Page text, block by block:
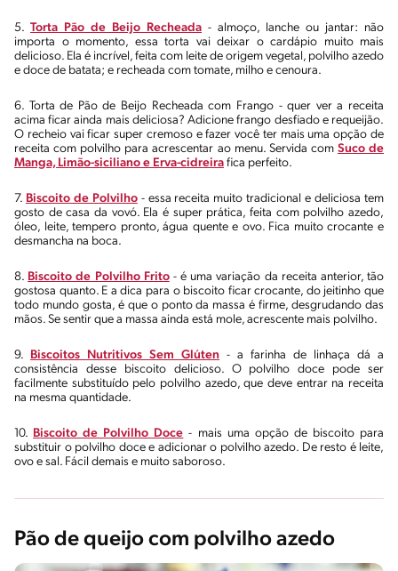
5. Torta Pão de Beijo Recheada - almoço, lanche ou jantar: não
importa o momento, essa torta vai deixar o cardápio muito mais
delicioso. Ela é incrível, feita com leite de origem vegetal, polvilho azedo
e doce de batata; e recheada com tomate, milho e cenoura.
6. Torta de Pão de Beijo Recheada com Frango - quer ver a receita
acima ficar ainda mais deliciosa? Adicione frango desfiado e requeijão.
O recheio vai ficar super cremoso e fazer você ter mais uma opção de
receita com polvilho para acrescentar ao menu. Servida com Suco de
Manga, Limão-siciliano e Erva-cidreira fica perfeito.
7. Biscoito de Polvilho- essa receita muito tradicional e deliciosa tem
gosto de casa da vovó. Ela é super prática, feita com polvilho azedo,
óleo, leite, tempero pronto, água quente e ovo. Fica muito crocante e
desmancha na boca.
8. Biscoito de Polvilho Frito- é uma variação da receita anterior, tão
gostosa quanto. E a dica para o biscoito ficar crocante, do jeitinho que
todo mundo gosta, é que o ponto da massa é firme, desgrudando das
mãos. Se sentir que a massa ainda está mole, acrescente mais polvilho.
9. Biscoitos Nutritivos Sem Glúten - a farinha de linhaça dá a
consistência desse biscoito delicioso. O polvilho doce pode ser
facilmente substituído pelo polvilho azedo, que deve entrar na receita
na mesma quantidade.
10. Biscoito de Polvilho Doce - mais uma opção de biscoito para
substituir o polvilho doce e adicionar o polvilho azedo. De resto é leite,
ovo e sal. Fácil demais e muito saboroso.
Pão de queijo com polvilho azedo